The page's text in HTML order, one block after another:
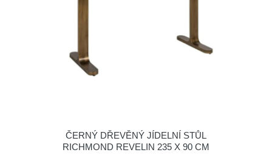
ČERNÝ DŘEVĚNÝ JÍDELNÍ STŮL
RICHMOND REVELIN 235 X 90 CM